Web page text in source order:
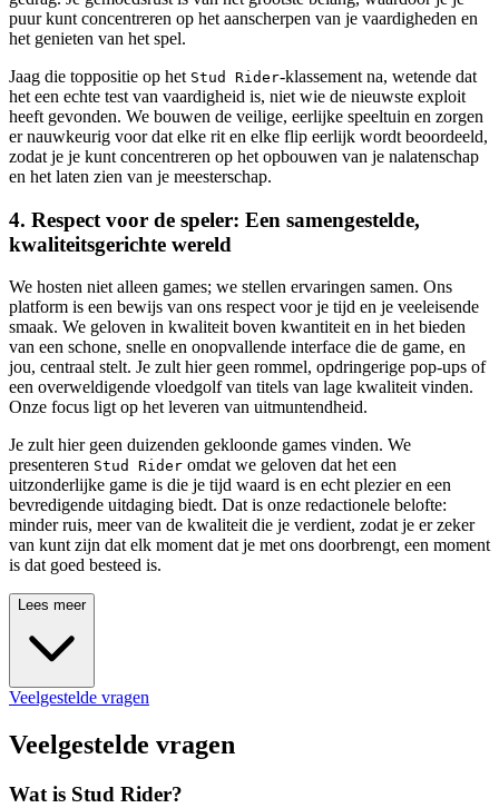
puur kunt concentreren op het aanscherpen van je vaardigheden en
het genieten van het spel.
Jaag die toppositie op het Stud Rider-klassement na, wetende dat
het een echte test van vaardigheid is, niet wie de nieuwste exploit
heeft gevonden. We bouwen de veilige, eerlijke speeltuin en zorgen
er nauwkeurig voor dat elke rit en elke flip eerlijk wordt beoordeeld,
zodat je je kunt concentreren op het opbouwen van je nalatenschap
en het laten zien van je meesterschap.
4. Respect voor de speler: Een samengestelde,
kwaliteitsgerichte wereld
We hosten niet alleen games; we stellen ervaringen samen. Ons
platform is een bewijs van ons respect voor je tijd en je veeleisende
smaak. We geloven in kwaliteit boven kwantiteit en in het bieden
van een schone, snelle en onopvallende interface die de game, en
jou, centraal stelt. Je zult hier geen rommel, opdringerige pop-ups of
een overweldigende vloedgolf van titels van lage kwaliteit vinden.
Onze focus ligt op het leveren van uitmuntendheid.
Je zult hier geen duizenden gekloonde games vinden. We
presenteren Stud Rider omdat we geloven dat het een
uitzonderlijke game is die je tijd waard is en echt plezier en een
bevredigende uitdaging biedt. Dat is onze redactionele belofte:
minder ruis, meer van de kwaliteit die je verdient, zodat je er zeker
van kunt zijn dat elk moment dat je met ons doorbrengt, een moment
is dat goed besteed is.
Lees meer
Veelgestelde vragen
Veelgestelde vragen
Wat is Stud Rider?